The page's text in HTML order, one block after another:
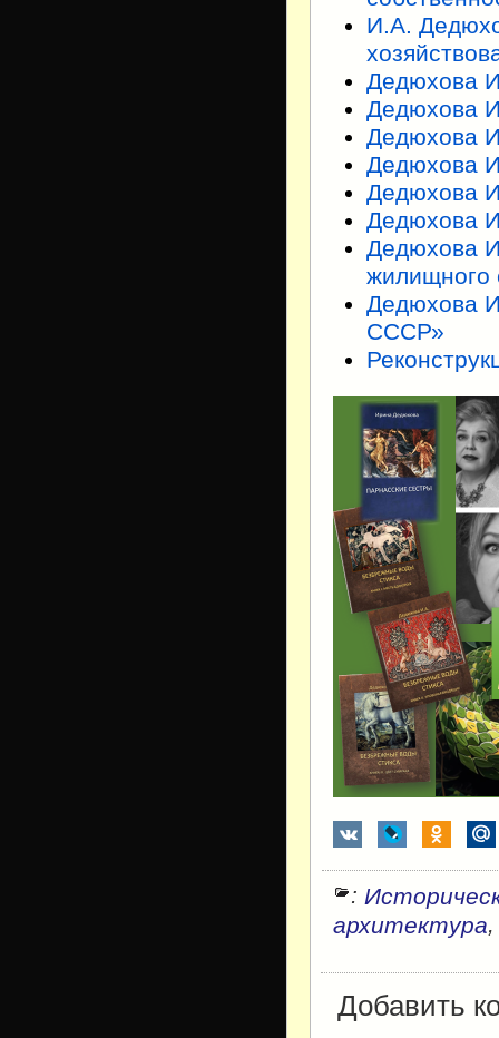
И.А.
Дедюхова
Дедюхова
Дедюхова
Дедюхова
Дедюхова
Дедюхова
Дедюхова
жилищного
Дедюхова
СССР»
:
архитектура
Добавить